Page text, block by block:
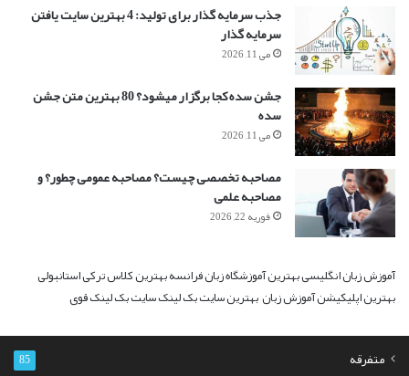
جذب سرمایه گذار برای تولید: 4 بهترین سایت یافتن
سرمایه گذار
می 11, 2026
جشن سده کجا برگزار میشود؟ 80 بهترین متن جشن
سده
می 11, 2026
مصاحبه تخصصی چیست؟ مصاحبه عمومی چطور؟ و
مصاحبه علمی
فوریه 22, 2026
آموزش زبان انگلیسیبهترین آموزشگاه زبان فرانسهبهترین کلاس ترکی استانبولی
بهترین اپلیکیشن آموزش زبانبهترین سایت بک لینکسایت بک لینک قوی
متفرقه 85